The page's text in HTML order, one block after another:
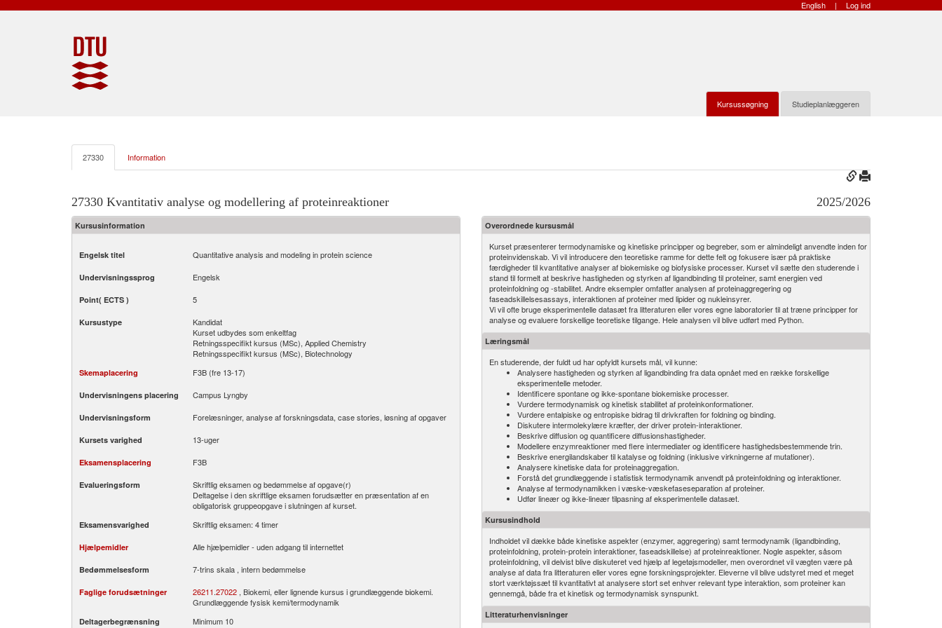
English | Log ind
Kursussøgning Studieplanlæggeren
27330 Information
27330 Kvantitativ analyse og modellering af proteinreaktioner 2025/2026
Kursusinformation
Engelsk titel Quantitative analysis and modeling in protein science
Undervisningssprog Engelsk
Point( ECTS ) 5
Kursustype
Kandidat
Kurset udbydes som enkeltfag
Retningsspecifikt kursus (MSc), Applied Chemistry
Retningsspecifikt kursus (MSc), Biotechnology
Skemaplacering F3B (fre 13-17)
Undervisningens placering Campus Lyngby
Undervisningsform Forelæsninger, analyse af forskningsdata, case stories, løsning af opgaver
Kursets varighed 13-uger
Eksamensplacering F3B
Evalueringsform
Skriftlig eksamen og bedømmelse af opgave(r)
Deltagelse i den skriftlige eksamen forudsætter en præsentation af en
obligatorisk gruppeopgave i slutningen af kurset.
Eksamensvarighed Skriftlig eksamen: 4 timer
Hjælpemidler Alle hjælpemidler - uden adgang til internettet
Bedømmelsesform 7-trins skala , intern bedømmelse
Faglige forudsætninger 26211.27022 , Biokemi, eller lignende kursus i grundlæggende biokemi.
Grundlæggende fysisk kemi/termodynamik
Deltagerbegrænsning Minimum 10
Overordnede kursusmål
Kurset præsenterer termodynamiske og kinetiske principper og begreber, som er almindeligt anvendte inden for
proteinvidenskab. Vi vil introducere den teoretiske ramme for dette felt og fokusere især på praktiske
færdigheder til kvantitative analyser af biokemiske og biofysiske processer. Kurset vil sætte den studerende i
stand til formelt at beskrive hastigheden og styrken af ligandbinding til proteiner, samt energien ved
proteinfoldning og -stabilitet. Andre eksempler omfatter analysen af proteinaggregering og
faseadskillelsesassays, interaktionen af proteiner med lipider og nukleinsyrer.
Vi vil ofte bruge eksperimentelle datasæt fra litteraturen eller vores egne laboratorier til at træne principper for
analyse og evaluere forskellige teoretiske tilgange. Hele analysen vil blive udført med Python.
Læringsmål
En studerende, der fuldt ud har opfyldt kursets mål, vil kunne:
Analysere hastigheden og styrken af ligandbinding fra data opnået med en række forskellige
eksperimentelle metoder.
Identificere spontane og ikke-spontane biokemiske processer.
Vurdere termodynamisk og kinetisk stabilitet af proteinkonformationer.
Vurdere entalpiske og entropiske bidrag til drivkraften for foldning og binding.
Diskutere intermolekylære kræfter, der driver protein-interaktioner.
Beskrive diffusion og quantificere diffusionshastigheder.
Modellere enzymreaktioner med flere intermediater og identificere hastighedsbestemmende trin.
Beskrive energilandskaber til katalyse og foldning (inklusive virkningerne af mutationer).
Analysere kinetiske data for proteinaggregation.
Forstå det grundlæggende i statistisk termodynamik anvendt på proteinfoldning og interaktioner.
Analyse af termodynamikken i væske-væskefaseseparation af proteiner.
Udfør lineær og ikke-lineær tilpasning af eksperimentelle datasæt.
Kursusindhold
Indholdet vil dække både kinetiske aspekter (enzymer, aggregering) samt termodynamik (ligandbinding,
proteinfoldning, protein-protein interaktioner, faseadskillelse) af proteinreaktioner. Nogle aspekter, såsom
proteinfoldning, vil delvist blive diskuteret ved hjælp af legetøjsmodeller, men overordnet vil vægten være på
analyse af data fra litteraturen eller vores egne forskningsprojekter. Eleverne vil blive udstyret med et meget
stort værktøjssæt til kvantitativt at analysere stort set enhver relevant type interaktion, som proteiner kan
gennemgå, både fra et kinetisk og termodynamisk synspunkt.
Litteraturhenvisninger